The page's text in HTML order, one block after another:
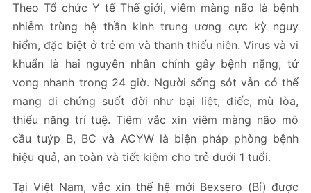
Theo Tổ chức Y tế Thế giới, viêm màng não là bệnh
nhiễm trùng hệ thần kinh trung ương cực kỳ nguy
hiểm, đặc biệt ở trẻ em và thanh thiếu niên. Virus và vi
khuẩn là hai nguyên nhân chính gây bệnh nặng, tử
vong nhanh trong 24 giờ. Người sống sót vẫn có thể
mang di chứng suốt đời như bại liệt, điếc, mù lòa,
thiểu năng trí tuệ. Tiêm vắc xin viêm màng não mô
cầu tuýp B, BC và ACYW là biện pháp phòng bệnh
hiệu quả, an toàn và tiết kiệm cho trẻ dưới 1 tuổi.
Tại Việt Nam, vắc xin thế hệ mới Bexsero (Bỉ) được